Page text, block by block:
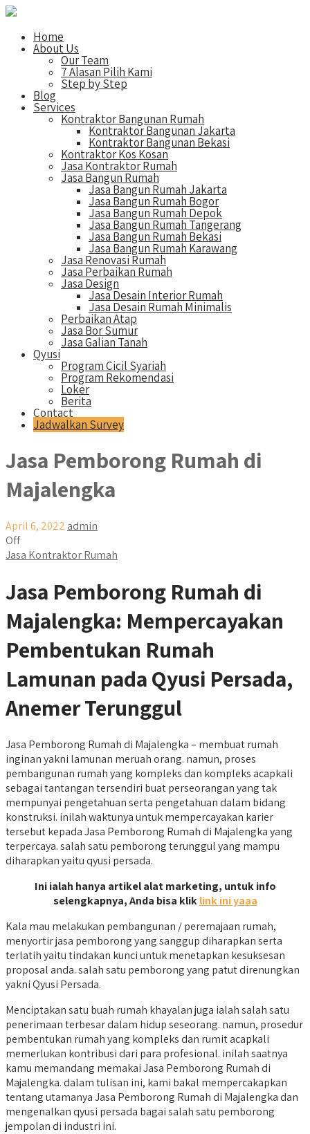
Home
About Us
Our Team
7 Alasan Pilih Kami
Step by Step
Blog
Services
Kontraktor Bangunan Rumah
Kontraktor Bangunan Jakarta
Kontraktor Bangunan Bekasi
Kontraktor Kos Kosan
Jasa Kontraktor Rumah
Jasa Bangun Rumah
Jasa Bangun Rumah Jakarta
Jasa Bangun Rumah Bogor
Jasa Bangun Rumah Depok
Jasa Bangun Rumah Tangerang
Jasa Bangun Rumah Bekasi
Jasa Bangun Rumah Karawang
Jasa Renovasi Rumah
Jasa Perbaikan Rumah
Jasa Design
Jasa Desain Interior Rumah
Jasa Desain Rumah Minimalis
Perbaikan Atap
Jasa Bor Sumur
Jasa Galian Tanah
Qyusi
Program Cicil Syariah
Program Rekomendasi
Loker
Berita
Contact
Jadwalkan Survey
Jasa Pemborong Rumah di
Majalengka
April 6, 2022 admin
Off
Jasa Kontraktor Rumah
Jasa Pemborong Rumah di
Majalengka: Mempercayakan
Pembentukan Rumah
Lamunan pada Qyusi Persada,
Anemer Terunggul
Jasa Pemborong Rumah di Majalengka – membuat rumah
inginan yakni lamunan meruah orang. namun, proses
pembangunan rumah yang kompleks dan kompleks acapkali
sebagai tantangan tersendiri buat perseorangan yang tak
mempunyai pengetahuan serta pengetahuan dalam bidang
konstruksi. inilah waktunya untuk mempercayakan karier
tersebut kepada Jasa Pemborong Rumah di Majalengka yang
terpercaya. salah satu pemborong terunggul yang mampu
diharapkan yaitu qyusi persada.
Ini ialah hanya artikel alat marketing, untuk info
selengkapnya, Anda bisa kliklink ini yaaa
Kala mau melakukan pembangunan / peremajaan rumah,
menyortir jasa pemborong yang sanggup diharapkan serta
terlatih yaitu tindakan kunci untuk menetapkan kesuksesan
proposal anda. salah satu pemborong yang patut direnungkan
yakni Qyusi Persada.
Menciptakan satu buah rumah khayalan juga ialah salah satu
penerimaan terbesar dalam hidup seseorang. namun, prosedur
pembentukan rumah yang kompleks dan rumit acapkali
memerlukan kontribusi dari para profesional. inilah saatnya
kamu memandang memakai Jasa Pemborong Rumah di
Majalengka. dalam tulisan ini, kami bakal mempercakapkan
tentang utamanya Jasa Pemborong Rumah di Majalengka dan
mengenalkan qyusi persada bagai salah satu pemborong
jempolan di industri ini.